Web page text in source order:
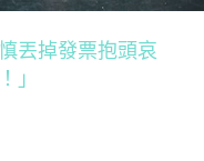
丟掉發票抱頭哀
」